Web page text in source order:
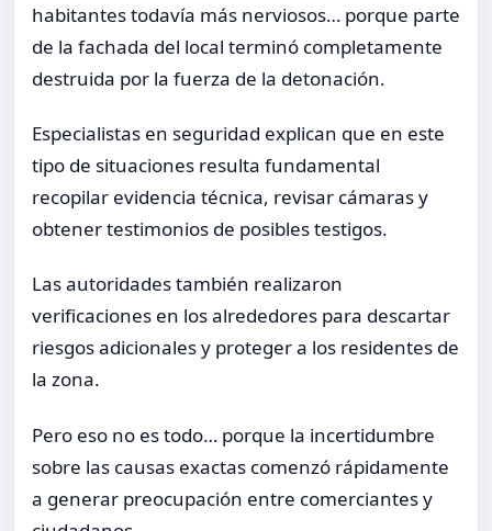
habitantes todavía más nerviosos… porque parte
de la fachada del local terminó completamente
destruida por la fuerza de la detonación.
Especialistas en seguridad explican que en este
tipo de situaciones resulta fundamental
recopilar evidencia técnica, revisar cámaras y
obtener testimonios de posibles testigos.
Las autoridades también realizaron
verificaciones en los alrededores para descartar
riesgos adicionales y proteger a los residentes de
la zona.
Pero eso no es todo… porque la incertidumbre
sobre las causas exactas comenzó rápidamente
a generar preocupación entre comerciantes y